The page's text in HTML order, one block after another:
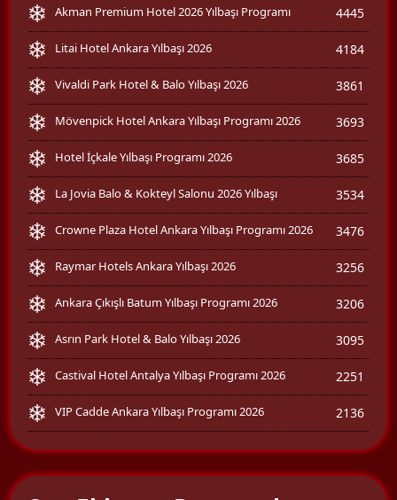
Akman Premium Hotel 2026 Yılbaşı Programı 4445
Litai Hotel Ankara Yılbaşı 2026 4184
Vivaldi Park Hotel & Balo Yılbaşı 2026 3861
Mövenpick Hotel Ankara Yılbaşı Programı 2026 3693
Hotel İçkale Yılbaşı Programı 2026 3685
La Jovia Balo & Kokteyl Salonu 2026 Yılbaşı 3534
Crowne Plaza Hotel Ankara Yılbaşı Programı 2026 3476
Raymar Hotels Ankara Yılbaşı 2026 3256
Ankara Çıkışlı Batum Yılbaşı Programı 2026 3206
Asrın Park Hotel & Balo Yılbaşı 2026 3095
Castival Hotel Antalya Yılbaşı Programı 2026 2251
VIP Cadde Ankara Yılbaşı Programı 2026 2136